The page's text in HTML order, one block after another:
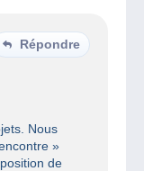
Répondre
Nous
»
de